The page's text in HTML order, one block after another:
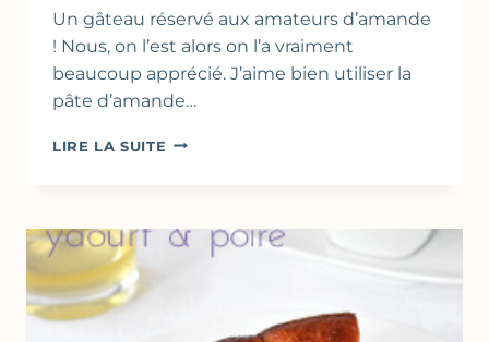
Un gâteau réservé aux amateurs d’amande
! Nous, on l’est alors on l’a vraiment
beaucoup apprécié. J’aime bien utiliser la
pâte d’amande…
LIRE LA SUITE GÂTEAU
D’AMANDE,
POMME